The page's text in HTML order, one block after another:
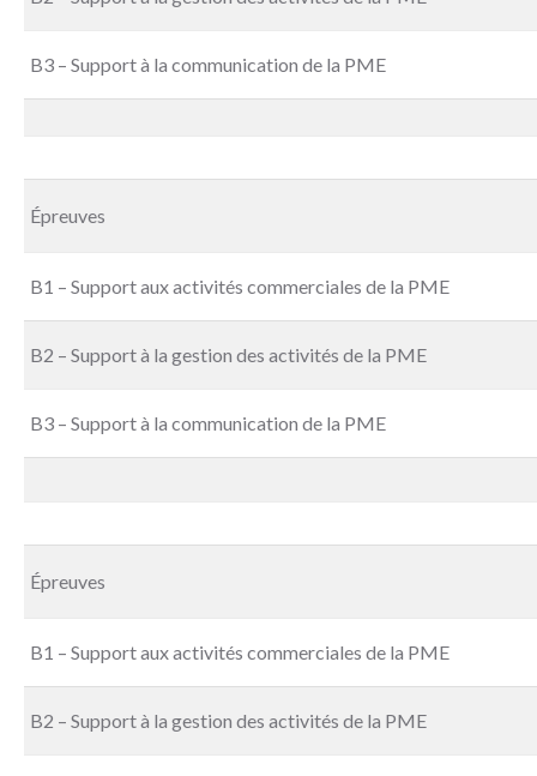
B3 – Support à la communication de la PME
Épreuves
B1 – Support aux activités commerciales de la PME
B2 – Support à la gestion des activités de la PME
B3 – Support à la communication de la PME
Épreuves
B1 – Support aux activités commerciales de la PME
B2 – Support à la gestion des activités de la PME